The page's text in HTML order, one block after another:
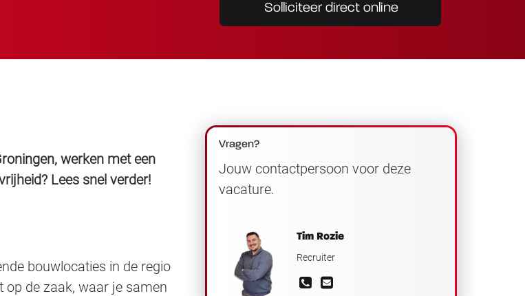
Solliciteer direct online
werken met een
Lees snel verder!
bouwlocaties in de regio
op de zaak, waar je samen
Vragen?
Jouw contactpersoon voor deze
vacature.
Tim Rozie
Recruiter